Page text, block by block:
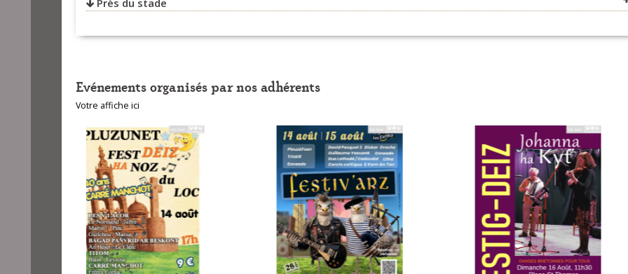
Près du stade
Evénements organisés par nos adhérents
Votre affiche ici